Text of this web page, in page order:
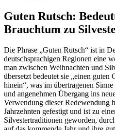
Guten Rutsch:
Brauchtum zu
Die Phrase „Guten Rutsch“ ist in
deutschsprachigen Regionen eine
man zwischen Weihnachten und
übersetzt bedeutet sie „einen guten
hinein“, was im übertragenen
und angenehmen Übergang ins
Verwendung dieser Redewendung
Jahrzehnten gefestigt und ist zu
Silvestertraditionen geworden,